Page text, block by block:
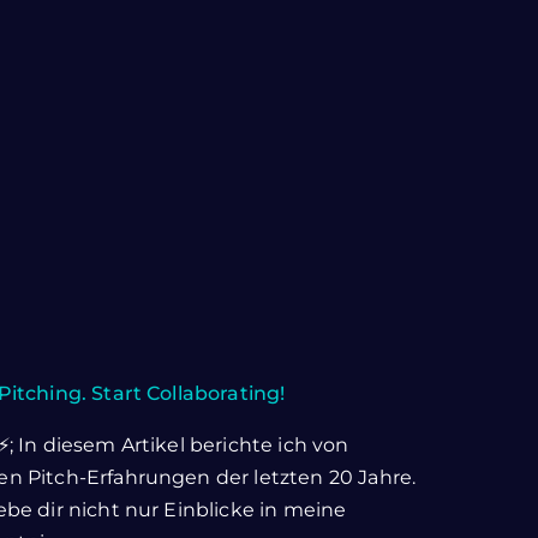
Start Collaborating!
In diesem Artikel berichte ich von
Pitch-Erfahrungen der letzten 20 Jahre.
dir nicht nur Einblicke in meine